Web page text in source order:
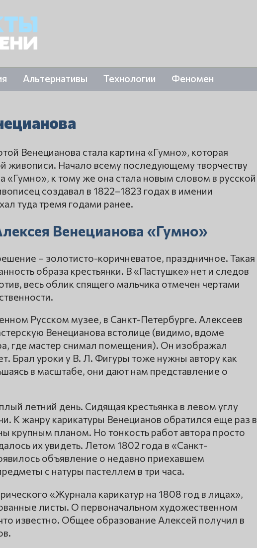
Альтернативы Технологии Феномен
Венецианова стала картина «Гумно», которая
живописи. Начало всему последующему творчеству
«Гумно», к тому же она стала новым словом в русской
создавал в 1822–1823 годах в имении
туда тремя годами ранее.
Венецианова «Гумно»
– золотисто-коричневатое, праздничное. Такая
образа крестьянки. В «Пастушке» нет и следов
весь облик спящего мальчика отмечен чертами
Русском музее, в Санкт-Петербурге. Алексеев
Венецианова встолице (видимо, вдоме
где мастер снимал помещения). Он изображал
Брал уроки у В. Л. Фигуры тоже нужны автору как
в масштабе, они дают нам представление о
летний день. Сидящая крестьянка в левом углу
К жанру карикатуры Венецианов обратился еще раз в
крупным планом. Но тонкость работ автора просто
их увидеть. Летом 1802 года в «Санкт-
объявление о недавно приехавшем
с натуры пастеллем в три часа.
«Журнала карикатур на 1808 год в лицах»,
листы. О первоначальном художественном
известно. Общее образование Алексей получил в